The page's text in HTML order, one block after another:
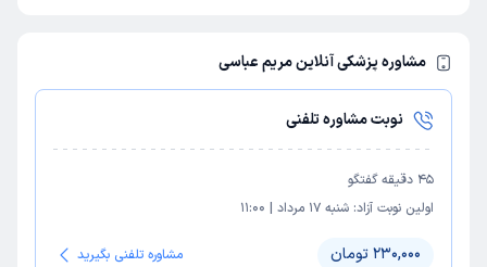
مشاوره پزشکی آنلاین مریم عباسی
نوبت مشاوره تلفنی
45 دقیقه گفتگو
اولین نوبت آزاد: شنبه 17 مرداد |
11:00
230,000 تومان مشاوره تلفنی بگیرید